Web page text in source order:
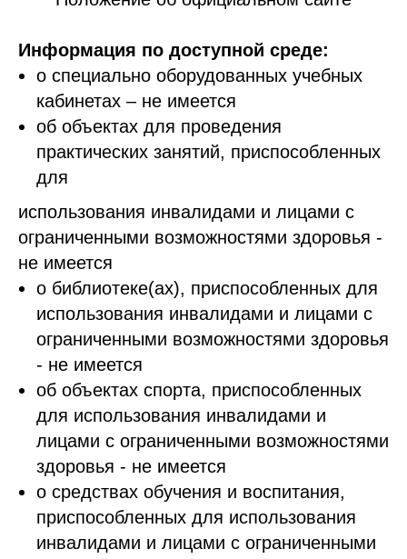
Информация по доступной среде:
о специально оборудованных учебных
кабинетах – не имеется
об объектах для проведения
практических занятий, приспособленных
для
использования инвалидами и лицами с
ограниченными возможностями здоровья -
не имеется
о библиотеке(ах), приспособленных для
использования инвалидами и лицами с
ограниченными возможностями здоровья
- не имеется
об объектах спорта, приспособленных
для использования инвалидами и
лицами с ограниченными возможностями
здоровья - не имеется
о средствах обучения и воспитания,
приспособленных для использования
инвалидами и лицами с ограниченными